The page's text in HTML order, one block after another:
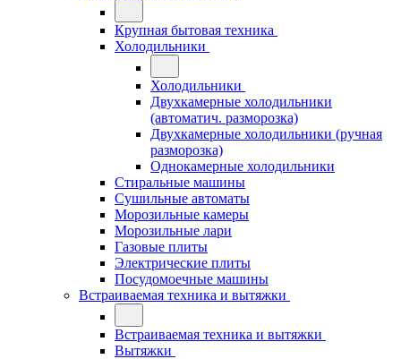
Крупная бытовая техника
Холодильники
Холодильники
Двухкамерные холодильники
(автоматич. разморозка)
Двухкамерные холодильники (ручная
разморозка)
Однокамерные холодильники
Стиральные машины
Сушильные автоматы
Морозильные камеры
Морозильные лари
Газовые плиты
Электрические плиты
Посудомоечные машины
Встраиваемая техника и вытяжки
Встраиваемая техника и вытяжки
Вытяжки